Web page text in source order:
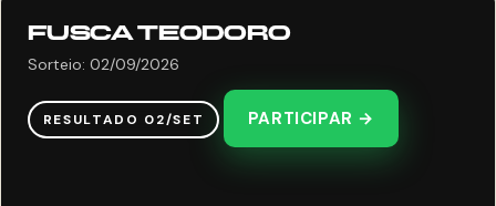
FUSCA TEODORO
Sorteio: 02/09/2026
RESULTADO 02/SET PARTICIPAR →